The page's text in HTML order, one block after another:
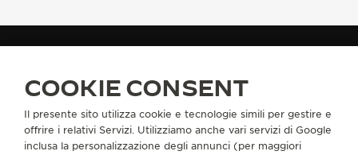
TROVARE UNA BOUTIQUETUTTI I NEGOZIEUROPA
INFORMAZIONI SU DI NOI
COOKIE CONSENT
Il presente sito utilizza cookie e tecnologie simili per gestire e
offrire i relativi Servizi. Utilizziamo anche vari servizi di Google
inclusa la personalizzazione degli annunci (per maggiori